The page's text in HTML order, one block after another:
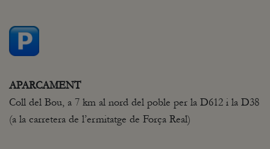
APARCAMENT
Coll del Bou, a 7 km al nord del poble per la D612 i la D38
(a la carretera de l’ermitatge de Força Real)